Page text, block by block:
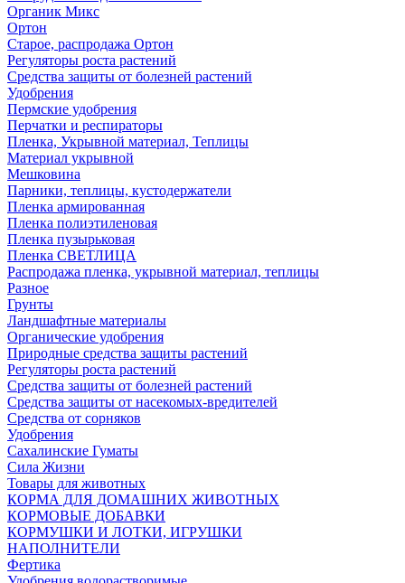
Органик Микс
Ортон
Старое, распродажа Ортон
Регуляторы роста растений
Средства защиты от болезней растений
Удобрения
Пермские удобрения
Перчатки и респираторы
Пленка, Укрывной материал, Теплицы
Материал укрывной
Мешковина
Парники, теплицы, кустодержатели
Пленка армированная
Пленка полиэтиленовая
Пленка пузырьковая
Пленка СВЕТЛИЦА
Распродажа пленка, укрывной материал, теплицы
Разное
Грунты
Ландшафтные материалы
Органические удобрения
Природные средства защиты растений
Регуляторы роста растений
Средства защиты от болезней растений
Средства защиты от насекомых-вредителей
Средства от сорняков
Удобрения
Сахалинские Гуматы
Сила Жизни
Товары для животных
КОРМА ДЛЯ ДОМАШНИХ ЖИВОТНЫХ
КОРМОВЫЕ ДОБАВКИ
КОРМУШКИ И ЛОТКИ, ИГРУШКИ
НАПОЛНИТЕЛИ
Фертика